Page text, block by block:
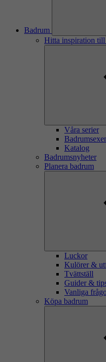
Badrum
Hitta inspiration till
Våra serier
Katalog
Badrumsnyheter
Planera badrum
Luckor
Kulörer &
Tvättställ
Guider &
Vanliga
Köpa badrum